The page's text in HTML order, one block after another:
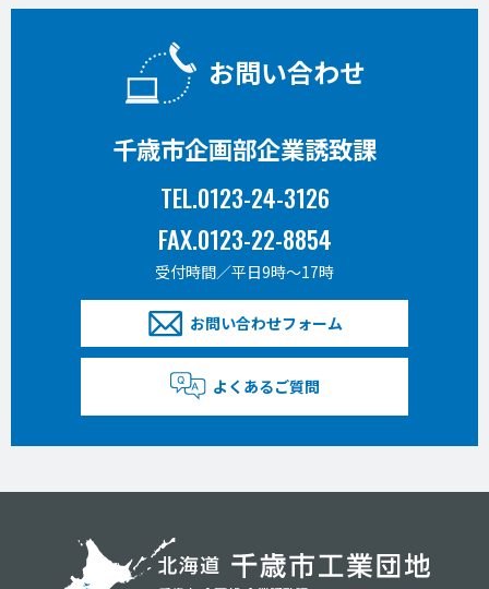
お問い合わせ
千歳市企画部企業誘致課
TEL.0123-24-3126
FAX.0123-22-8854
受付時間／平日9時〜17時
お問い合わせフォーム
よくあるご質問